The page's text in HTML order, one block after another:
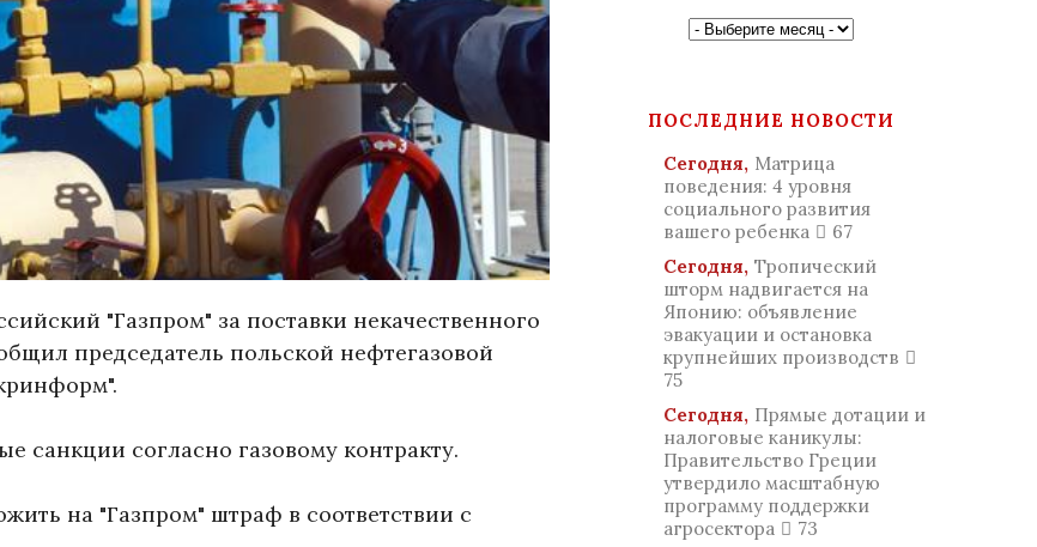
"Газпром" за поставки некачественного
председатель польской нефтегазовой
санкции согласно газовому контракту.
на "Газпром" штраф в соответствии с
ПОСЛЕДНИЕ НОВОСТИ
Сегодня, Матрица
поведения: 4 уровня
социального развития
вашего ребенка
67
Сегодня, Тропический
шторм надвигается на
Японию: объявление
эвакуации и остановка
крупнейших производств
75
Сегодня, Прямые дотации и
налоговые каникулы:
Правительство Греции
утвердило масштабную
программу поддержки
агросектора
73